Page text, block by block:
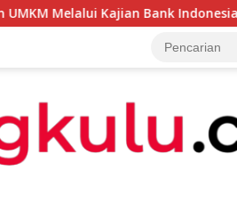
Bank Indonesia Sekda